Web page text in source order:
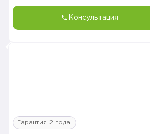
Консультация
Гарантия 2 года!